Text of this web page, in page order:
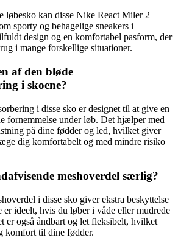
løbesko kan disse Nike React Miler 2
sporty og behagelige sneakers i
design og en komfortabel pasform, der
i mange forskellige situationer.
af den bløde
i skoene?
i disse sko er designet til at give en
fornemmelse under løb. Det hjælper med
på dine fødder og led, hvilket giver
dig komfortabelt og med mindre risiko
meshoverdel særlig?
i disse sko giver ekstra beskyttelse
ideelt, hvis du løber i våde eller mudrede
er også åndbart og let fleksibelt, hvilket
komfort til dine fødder.